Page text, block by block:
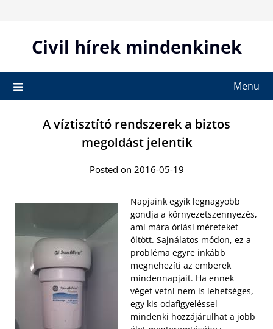
contentCivil hírek mindenkinek
Menu
A víztisztító rendszerek a biztos
megoldást jelentik
Posted on 2016-05-19
Napjaink egyik legnagyobb
gondja a környezetszennyezés,
ami mára óriási méreteket
öltött. Sajnálatos módon, ez a
probléma egyre inkább
megnehezíti az emberek
mindennapjait. Ha ennek
véget vetni nem is lehetséges,
egy kis odafigyeléssel
mindenki hozzájárulhat a jobb